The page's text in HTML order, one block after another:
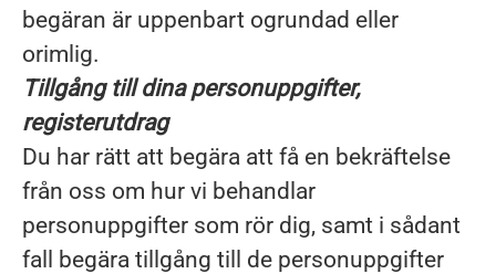
begäran är uppenbart ogrundad eller
orimlig.
Tillgång till dina personuppgifter,
registerutdrag
Du har rätt att begära att få en bekräftelse
från oss om hur vi behandlar
personuppgifter som rör dig, samt i sådant
fall begära tillgång till de personuppgifter